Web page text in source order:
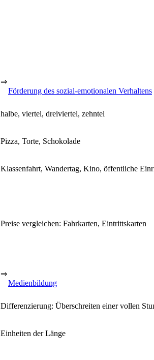
⇒
Förderung des sozial-emotionalen Verhaltens
halbe, viertel, dreiviertel, zehntel
Pizza, Torte, Schokolade
Klassenfahrt, Wandertag, Kino, öffentliche
Preise vergleichen: Fahrkarten, Eintrittskarten
⇒
Medienbildung
Differenzierung: Überschreiten einer vollen
Einheiten der Länge